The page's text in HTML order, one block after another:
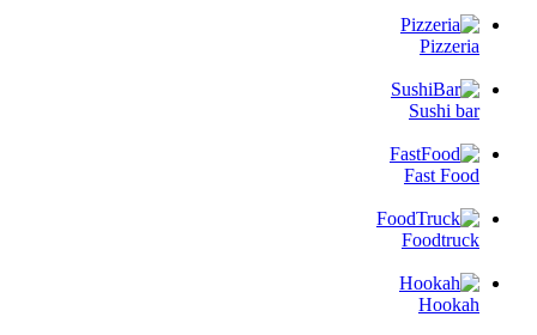
Pizzeria
Sushi bar
Fast Food
Foodtruck
Hookah